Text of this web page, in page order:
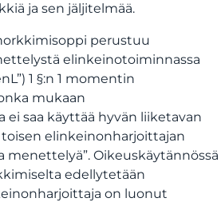
ja sen jäljitelmää.
perustuu
elinkeinotoiminnassa
1 §:n 1 momentin
mukaan
ei saa käyttää hyvän liiketavan
elinkeinonharjoittajan
menettelyä”. Oikeuskäytännössä
edellytetään
on luonut